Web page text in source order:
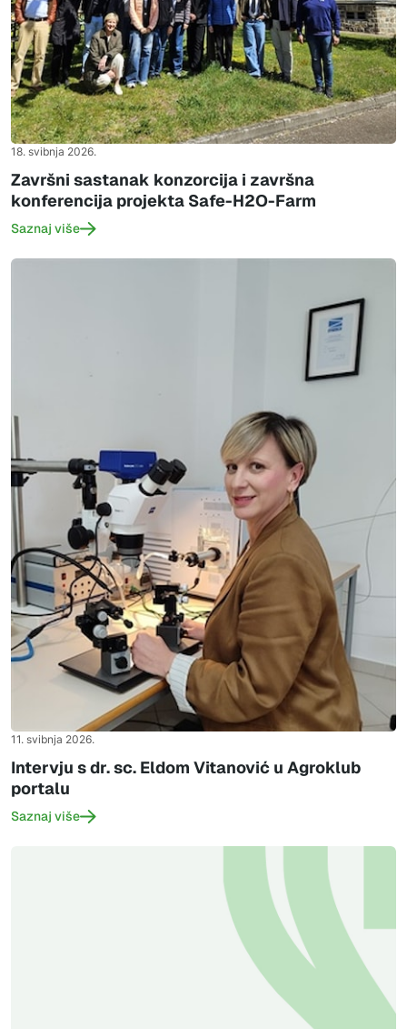
18. svibnja 2026.
Završni sastanak konzorcija i završna
konferencija projekta Safe-H2O-Farm
Saznaj više
11. svibnja 2026.
Intervju s dr. sc. Eldom Vitanović u Agroklub
portalu
Saznaj više